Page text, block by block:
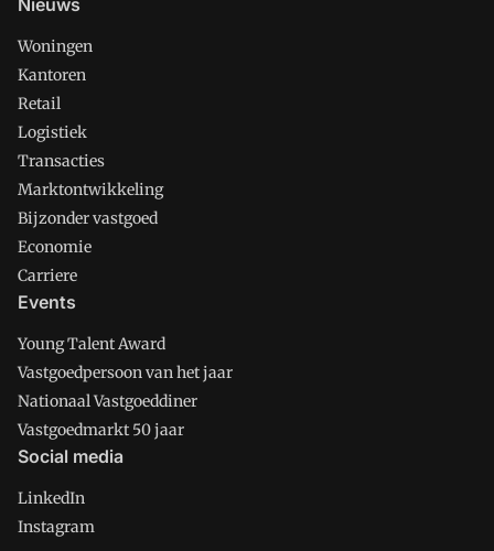
Nieuws
Woningen
Kantoren
Retail
Logistiek
Transacties
Marktontwikkeling
Bijzonder vastgoed
Economie
Carriere
Events
Young Talent Award
Vastgoedpersoon van het jaar
Nationaal Vastgoeddiner
Vastgoedmarkt 50 jaar
Social media
LinkedIn
Instagram